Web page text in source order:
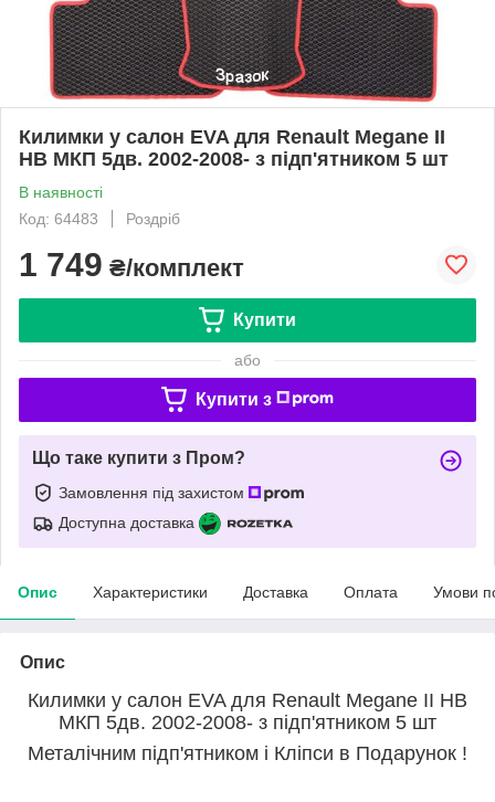
Килимки у салон EVA для Renault Megane II
HB МКП 5дв. 2002-2008- з підп'ятником 5 шт
В наявності
Код: 64483
Роздріб
1 749 ₴/комплект
Купити
або
Купити з
Що таке купити з Пром?
Замовлення під захистом
Доступна доставка
Опис Характеристики Доставка Оплата Умови
Опис
Килимки у салон EVA для Renault Megane II HB
МКП 5дв. 2002-2008- з підп'ятником 5 шт
Металічним підп'ятником і Кліпси в Подарунок !